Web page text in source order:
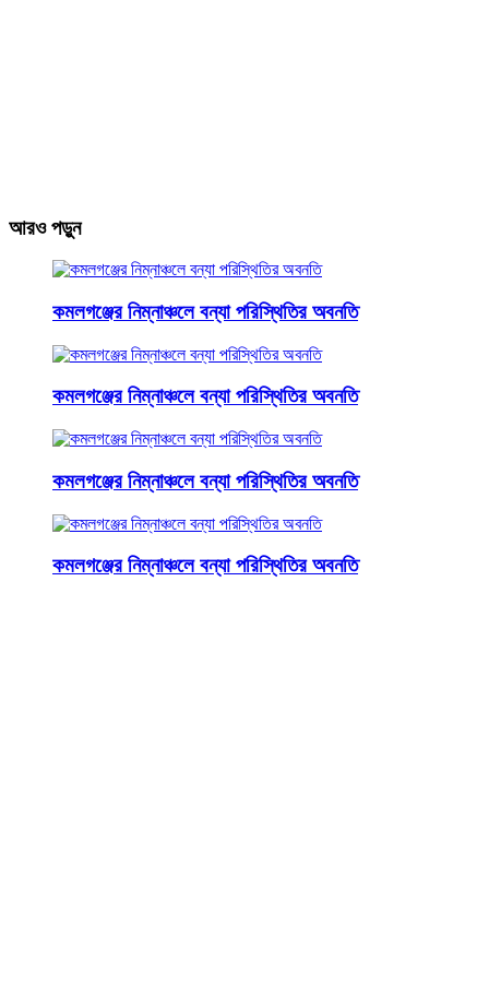
আরও পড়ুন
কমলগঞ্জের নিম্নাঞ্চলে বন্যা পরিস্থিতির অবনতি
কমলগঞ্জের নিম্নাঞ্চলে বন্যা পরিস্থিতির অবনতি
কমলগঞ্জের নিম্নাঞ্চলে বন্যা পরিস্থিতির অবনতি
কমলগঞ্জের নিম্নাঞ্চলে বন্যা পরিস্থিতির অবনতি